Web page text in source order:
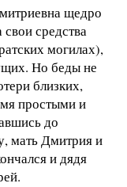
щедро
средства
могилах),
Но беды не
близких,
простыми и
до
мать Дмитрия и
и дядя